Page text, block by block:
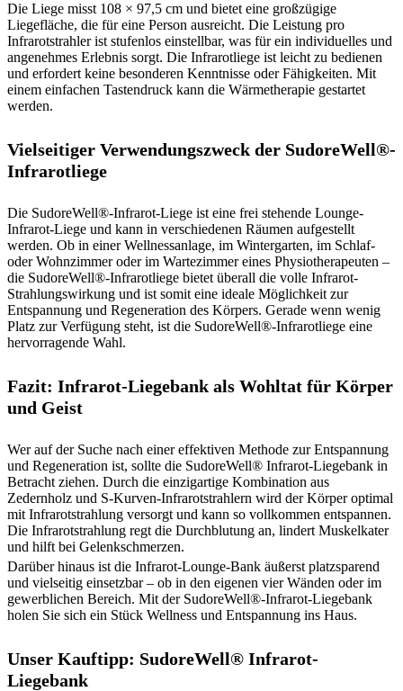
Die Liege misst 108 × 97,5 cm und bietet eine großzügige
Liegefläche, die für eine Person ausreicht. Die Leistung pro
Infrarotstrahler ist stufenlos einstellbar, was für ein individuelles und
angenehmes Erlebnis sorgt. Die Infrarotliege ist leicht zu bedienen
und erfordert keine besonderen Kenntnisse oder Fähigkeiten. Mit
einem einfachen Tastendruck kann die Wärmetherapie gestartet
werden.
Vielseitiger Verwendungszweck der SudoreWell®-
Infrarotliege
Die SudoreWell®-Infrarot-Liege ist eine frei stehende Lounge-
Infrarot-Liege und kann in verschiedenen Räumen aufgestellt
werden. Ob in einer Wellnessanlage, im Wintergarten, im Schlaf-
oder Wohnzimmer oder im Wartezimmer eines Physiotherapeuten –
die SudoreWell®-Infrarotliege bietet überall die volle Infrarot-
Strahlungswirkung und ist somit eine ideale Möglichkeit zur
Entspannung und Regeneration des Körpers. Gerade wenn wenig
Platz zur Verfügung steht, ist die SudoreWell®-Infrarotliege eine
hervorragende Wahl.
Fazit: Infrarot-Liegebank als Wohltat für Körper
und Geist
Wer auf der Suche nach einer effektiven Methode zur Entspannung
und Regeneration ist, sollte die SudoreWell® Infrarot-Liegebank in
Betracht ziehen. Durch die einzigartige Kombination aus
Zedernholz und S-Kurven-Infrarotstrahlern wird der Körper optimal
mit Infrarotstrahlung versorgt und kann so vollkommen entspannen.
Die Infrarotstrahlung regt die Durchblutung an, lindert Muskelkater
und hilft bei Gelenkschmerzen.
Darüber hinaus ist die Infrarot-Lounge-Bank äußerst platzsparend
und vielseitig einsetzbar – ob in den eigenen vier Wänden oder im
gewerblichen Bereich. Mit der SudoreWell®-Infrarot-Liegebank
holen Sie sich ein Stück Wellness und Entspannung ins Haus.
Unser Kauftipp: SudoreWell® Infrarot-
Liegebank